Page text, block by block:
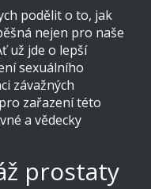
podělit o to, jak
nejen pro naše
už jde o lepší
sexuálního
závažných
zařazení této
a vědecky
prostaty